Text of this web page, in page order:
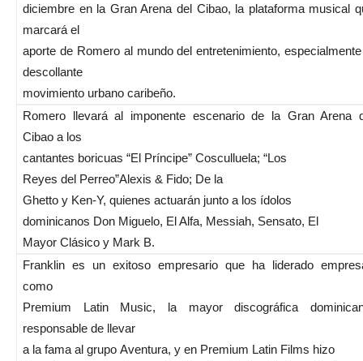
diciembre en la Gran Arena del Cibao, la plataforma musical
marcará el
aporte de Romero al mundo del entretenimiento,
descollante
movimiento urbano caribeño.
Romero llevará al imponente escenario de la Gran Arena
Cibao a los
cantantes boricuas “El Príncipe” Cosculluela; “Los
Reyes del Perreo”Alexis & Fido; De la
Ghetto y Ken-Y, quienes actuarán junto a los ídolos
dominicanos Don Miguelo, El Alfa, Messiah, Sensato, El
Mayor Clásico y Mark B.
Franklin es un exitoso empresario que ha liderado
como
Premium Latin Music, la mayor discográfica
responsable de llevar
a la fama al grupo Aventura, y en Premium Latin Films hizo